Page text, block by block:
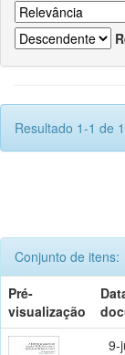
Resultado 1-1 de
Conjunto de itens:
Pré-
visualização
9-